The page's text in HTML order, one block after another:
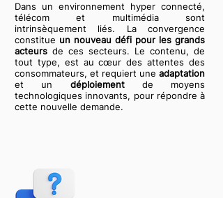
Dans un environnement hyper connecté,
télécom et multimédia sont
intrinsèquement liés. La convergence
constitue un nouveau défi pour les grands
acteurs de ces secteurs. Le contenu, de
tout type, est au cœur des attentes des
consommateurs, et requiert une adaptation
et un déploiementde moyens
technologiques innovants, pour répondre à
cette nouvelle demande.